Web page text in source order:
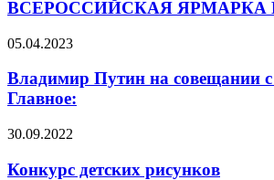
ВСЕРОССИЙСКАЯ ЯРМАРКА
05.04.2023
Владимир Путин на совещании
Главное:
30.09.2022
Конкурс детских рисунков